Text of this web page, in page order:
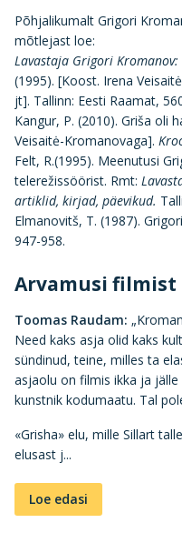
Põhjalikumalt Grigori
mõtlejast loe:
Lavastaja Grigori
(1995). [Koost. Irena
jt]. Tallinn: Eesti Raamat,
Kangur, P. (2010). Griša oli
Veisaitė-Kromanovaga].
Felt, R.(1995). Meenutusi
telerežissöörist. Rmt:
artiklid, kirjad, päevikud.
Elmanovitš, T. (1987).
947-958.
Arvamusi filmist
Toomas Raudam:
Need kaks asja olid kaks
sündinud, teine, milles ta
asjaolu on filmis ikka ja
kunstnik kodumaatu. Tal
«Grisha» elu, mille Sillart
elusast j...
Loe edasi